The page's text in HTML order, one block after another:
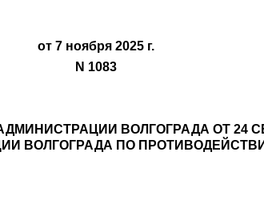
от 7 ноября 2025 г.
N 1083
ВОЛГОГРАДА ОТ 24
ВОЛГОГРАДА ПО